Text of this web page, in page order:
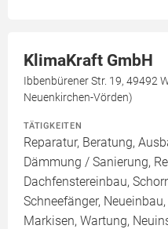
KlimaKraft GmbH
Ibbenbürener Str. 19, 49492
Neuenkirchen-Vörden)
TÄTIGKEITEN
Reparatur, Beratung,
Dämmung / Sanierung,
Dachfenstereinbau,
Schneefänger,
Markisen, Wartung,